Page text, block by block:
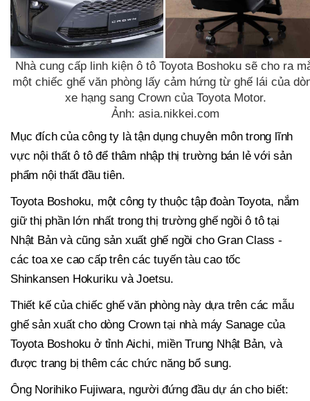
Nhà cung cấp linh kiện ô tô Toyota Boshoku sẽ cho ra
một chiếc ghế văn phòng lấy cảm hứng từ ghế lái của
xe hạng sang Crown của Toyota Motor.
Ảnh: asia.nikkei.com
Mục đích của công ty là tận dụng chuyên môn trong lĩnh
vực nội thất ô tô để thâm nhập thị trường bán lẻ với sản
phẩm nội thất đầu tiên.
Toyota Boshoku, một công ty thuộc tập đoàn Toyota, nắm
giữ thị phần lớn nhất trong thị trường ghế ngồi ô tô tại
Nhật Bản và cũng sản xuất ghế ngồi cho Gran Class -
các toa xe cao cấp trên các tuyến tàu cao tốc
Shinkansen Hokuriku và Joetsu.
Thiết kế của chiếc ghế văn phòng này dựa trên các mẫu
ghế sản xuất cho dòng Crown tại nhà máy Sanage của
Toyota Boshoku ở tỉnh Aichi, miền Trung Nhật Bản, và
được trang bị thêm các chức năng bổ sung.
Ông Norihiko Fujiwara, người đứng đầu dự án cho biết: